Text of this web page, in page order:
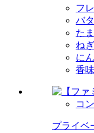
フ
バ
た
ねぎ
に
香
コ
プライベ